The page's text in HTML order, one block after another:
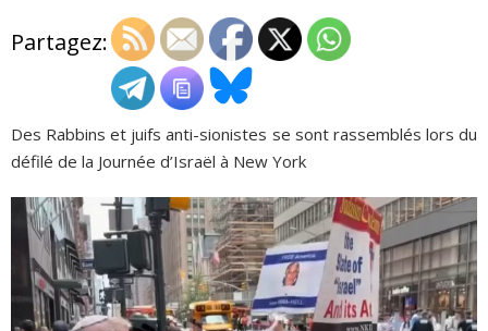
QUI SOMMES-NOUS ?
ADHÉSIONS, DONS, CONTACT
Partagez:
Des Rabbins et juifs anti-sionistes se sont rassemblés lors du
défilé de la Journée d’Israël à New York